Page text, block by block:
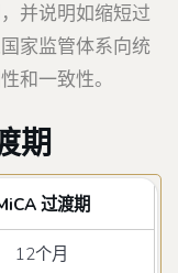
并说明如缩短过
家监管体系向统
和一致性。
期
过渡期
12个月